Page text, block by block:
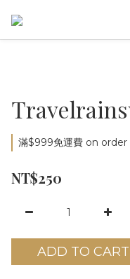
滿$999免運費 on order
NT$250
ADD TO CART